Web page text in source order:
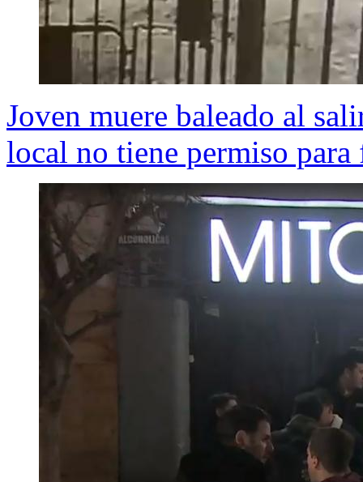
Joven muere baleado al
local no tiene permiso